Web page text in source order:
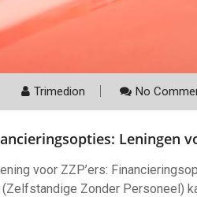
Trimedion No
Leningen
voor ZZP’ers:
Zonder Personeel)